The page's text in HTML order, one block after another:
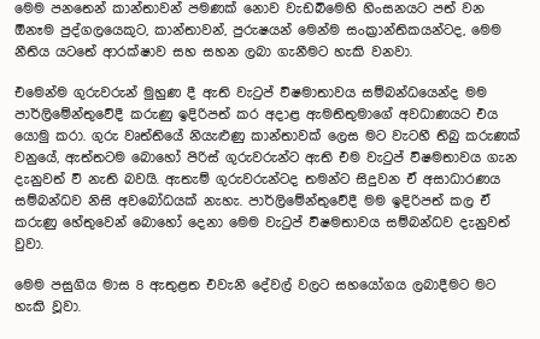
මෙම පනතෙන් කාන්තාවන් පමණක් නොව වැඩබිමෙහි හිංසනයට පත් වන
ඕනෑම පුද්ගලයෙකුට, කාන්තාවන්, පුරුෂයන් මෙන්ම සංක්‍රාන්තිකයන්ටද, මෙම
නීතිය යටතේ ආරක්ෂාව සහ සහන ලබා ගැනීමට හැකි වනවා.
එමෙන්ම ගුරුවරුන් මුහුණ දී ඇති වැටුප් විෂමාතාවය සම්බන්ධයෙන්ද මම
පාර්ලිමේන්තුවේදී කරුණු ඉදිරිපත් කර අදාළ ඇමතිතුමාගේ අවධාණයට එය
යොමු කරා. ගුරු වෘත්තියේ නියැළුණු කාන්තාවක් ලෙස මට වැටහී තිබු කරුණක්
වනුයේ, ඇත්තටම බොහෝ පිරිස් ගුරුවරුන්ට ඇති එම වැටුප් විෂමතාවය ගැන
දැනුවත් වී නැති බවයි. ඇතැම් ගුරුවරුන්ටද තමන්ට සිදුවන ඒ අසාධාරණය
සම්බන්ධව නිසි අවබෝධයක් නැහැ. පාර්ලිමේන්තුවේදී මම ඉදිරිපත් කල ඒ
කරුණු හේතුවෙන් බොහෝ දෙනා මෙම වැටුප් විෂමතාවය සම්බන්ධව දැනුවත්
වුවා.
මෙම පසුගිය මාස 8 ඇතුළත එවැනි දේවල් වලට සහයෝගය ලබාදීමට මට
හැකි වූවා.